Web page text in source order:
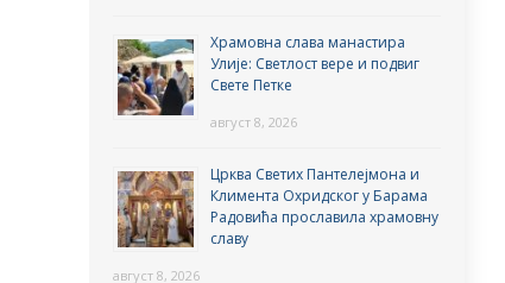
Храмовна слава манастира
Улије: Светлост вере и подвиг
Свете Петке
август 8, 2026
Црква Светих Пантелејмона и
Климента Охридског у Барама
Радовића прославила храмовну
славу
август 8, 2026